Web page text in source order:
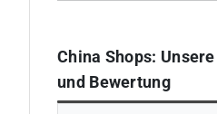
China Shops:
und Bewertung